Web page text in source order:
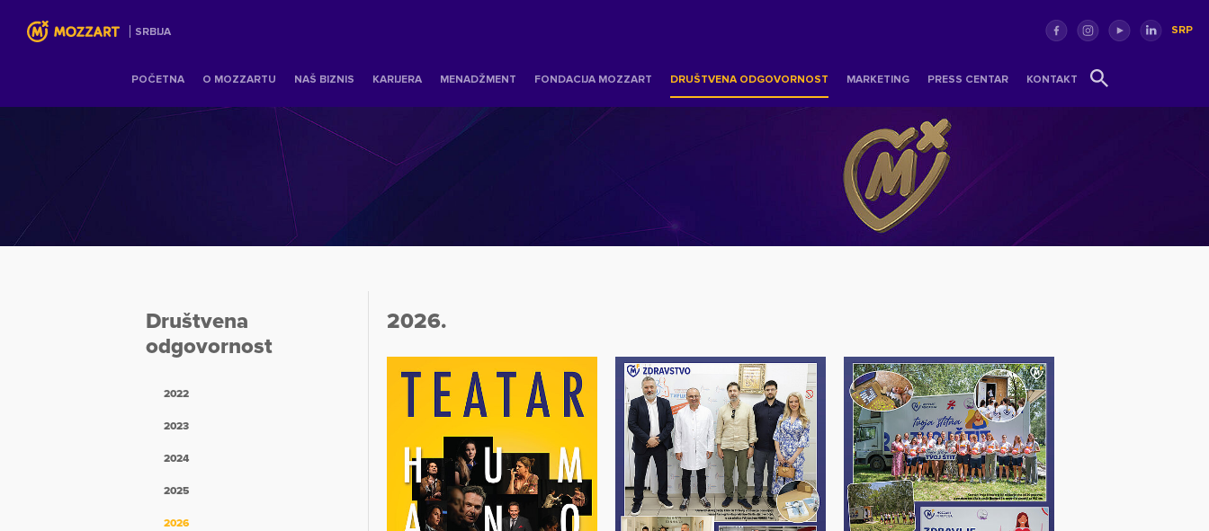
SRBIJA SRP
POČETNA O MOZZARTU NAŠ BIZNIS KARIJERA MENADŽMENT FONDACIJA MOZZART DRUŠTVENA ODGOVORNOST MARKETING PRESS CENTAR KONTAKT
Društvena
odgovornost
2022
2023
2024
2025
2026
2026.